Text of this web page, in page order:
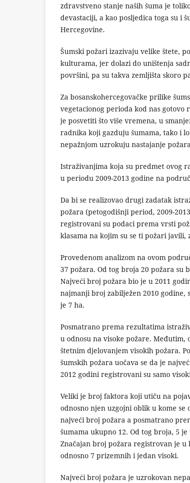
zdravstveno stanje naših šuma je
devastaciji, a kao posljedica toga su i
Hercegovine.
Šumski požari izazivaju velike štete,
kulturama, jer dolazi do uništenja
površini, pa su takva zemljišta skoro
Za bosanskohercegovačke prilike
vegetacionog perioda kod nas
je posvetiti što više vremena, u
radnika koji gazduju šumama, tako i
nepažnjom uzrokuju nastajanje
Istraživanjima koja su predmet ovog
u periodu 2009-2013 godine na
Da bi se realizovao drugi zadatak
požara (petogodišnji period, 2009-
registrovani su podaci prema vrsti
klasama na kojim su se ti požari javili,
Provedenom analizom na ovom
37 požara. Od tog broja 20 požara su
Najveći broj požara bio je u 2011
najmanji broj zabilježen 2010 godine,
je 7 ha.
Posmatrano prema rezultatima
u odnosu na visoke požare. Međutim,
štetnim djelovanjem visokih požara.
šumskih požara uočava se da je
2012 godini registrovani su samo
Veliki je broj faktora koji utiču na
odnosno njen uzgojni oblik u kome
najveći broj požara a posmatrano
šumama ukupno 12. Od tog broja, 5
Značajan broj požara registrovan je
odnosno 7 prizemnih i jedan visoki.
Najveći broj požara je uzrokovan